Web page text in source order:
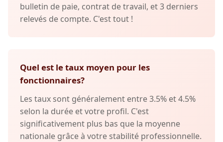
bulletin de paie, contrat de travail, et 3 derniers
relevés de compte. C'est tout !
Quel est le taux moyen pour les
fonctionnaires?
Les taux sont généralement entre 3.5% et 4.5%
selon la durée et votre profil. C'est
significativement plus bas que la moyenne
nationale grâce à votre stabilité professionnelle.